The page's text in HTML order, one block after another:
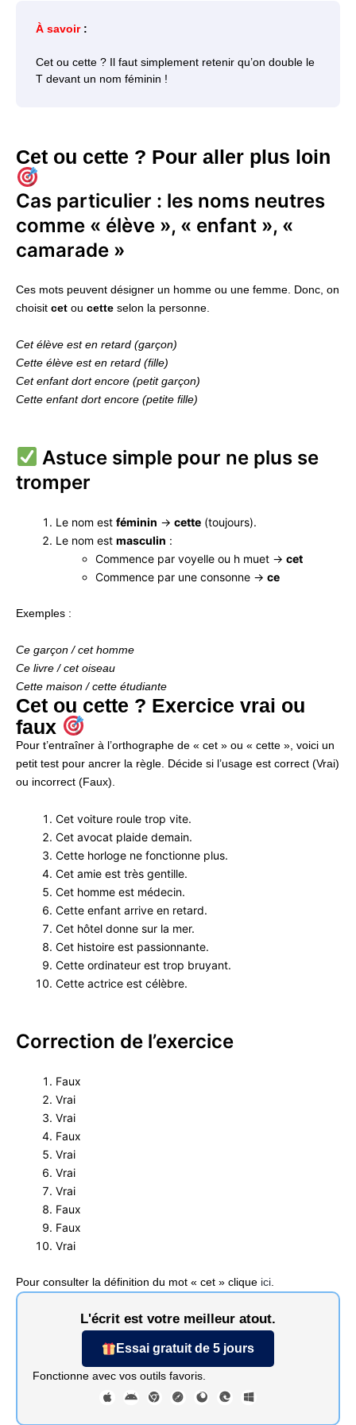
À savoir:
Cet ou cette ? Il faut simplement retenir qu’on double le
T devant un nom féminin !
Cet ou cette ? Pour aller plus loin
Cas particulier : les noms neutres
comme « élève », « enfant », «
camarade »
Ces mots peuvent désigner un homme ou une femme. Donc, on
choisit cet ou cette selon la personne.
Cet élève est en retard (garçon)
Cette élève est en retard (fille)
Cet enfant dort encore (petit garçon)
Cette enfant dort encore (petite fille)
Astuce simple pour ne plus se
tromper
Le nom est féminin → cette (toujours).
Le nom est masculin :
Commence par voyelle ou h muet → cet
Commence par une consonne → ce
Exemples :
Ce garçon / cet homme
Ce livre / cet oiseau
Cette maison / cette étudiante
Cet ou cette ? Exercice vrai ou
faux
Pour t’entraîner à l’orthographe de « cet » ou « cette », voici un
petit test pour ancrer la règle. Décide si l’usage est correct (Vrai)
ou incorrect (Faux).
Cet voiture roule trop vite.
Cet avocat plaide demain.
Cette horloge ne fonctionne plus.
Cet amie est très gentille.
Cet homme est médecin.
Cette enfant arrive en retard.
Cet hôtel donne sur la mer.
Cet histoire est passionnante.
Cette ordinateur est trop bruyant.
Cette actrice est célèbre.
Correction de l’exercice
Faux
Vrai
Vrai
Faux
Vrai
Vrai
Vrai
Faux
Faux
Vrai
Pour consulter la définition du mot « cet » clique ici.
L'écrit est votre meilleur atout.
Essai gratuit de 5 jours
Fonctionne avec vos outils favoris.